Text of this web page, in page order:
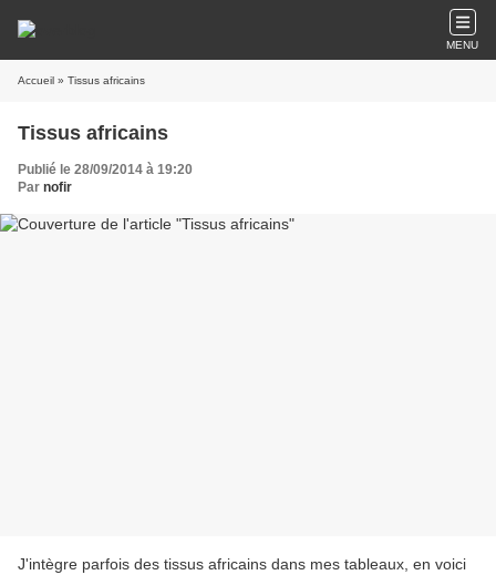
MENU
Accueil » Tissus africains
Tissus africains
Publié le 28/09/2014 à 19:20
Par nofir
J'intègre parfois des tissus africains dans mes tableaux, en voici